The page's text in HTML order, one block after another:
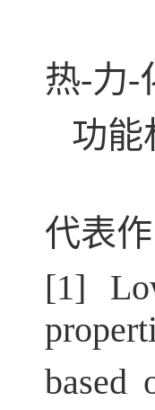
热-力-
功能
代表作
[1]
based